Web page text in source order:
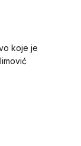
koje je